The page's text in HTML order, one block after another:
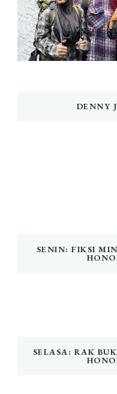
DENNY
SENIN: FIKSI
SELASA: RAK